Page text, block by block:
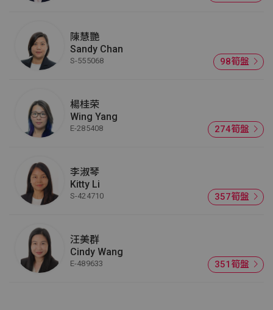
陳慧艷
Sandy Chan
S-555068 98筍盤
楊桂荣
Wing Yang
E-285408 274筍盤
李淑琴
Kitty Li
S-424710 357筍盤
汪美群
Cindy Wang
E-489633 351筍盤